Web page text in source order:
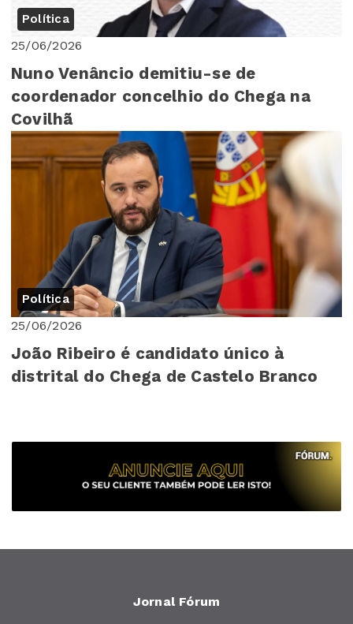
Política
25/06/2026
Nuno Venâncio demitiu-se de
coordenador concelhio do Chega na
Covilhã
Política
25/06/2026
João Ribeiro é candidato único à
distrital do Chega de Castelo Branco
Jornal Fórum